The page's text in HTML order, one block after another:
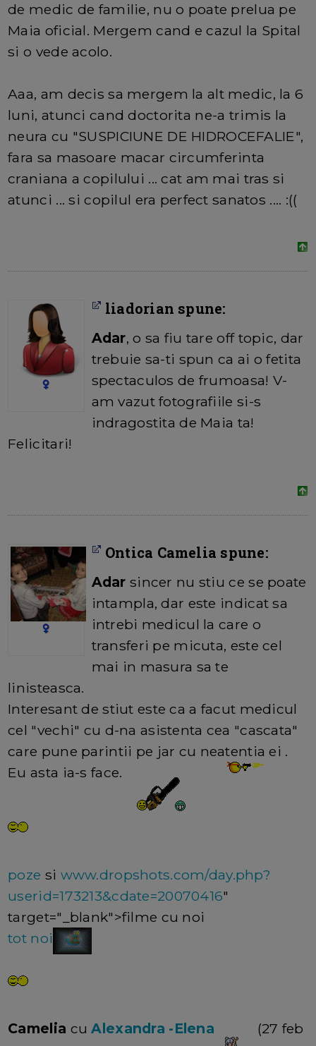
de medic de familie, nu o poate prelua pe
Maia oficial. Mergem cand e cazul la Spital
si o vede acolo.
Aaa, am decis sa mergem la alt medic, la 6
luni, atunci cand doctorita ne-a trimis la
neura cu "SUSPICIUNE DE HIDROCEFALIE",
fara sa masoare macar circumferinta
craniana a copilului ... cat am mai tras si
atunci ... si copilul era perfect sanatos .... :((
liadorian spune:
Adar, o sa fiu tare off topic, dar
trebuie sa-ti spun ca ai o fetita
spectaculos de frumoasa! V-
am vazut fotografiile si-s
indragostita de Maia ta!
Felicitari!
Ontica Camelia spune:
Adar sincer nu stiu ce se poate
intampla, dar este indicat sa
intrebi medicul la care o
transferi pe micuta, este cel
mai in masura sa te
linisteasca.
Interesant de stiut este ca a facut medicul
cel "vechi" cu d-na asistenta cea "cascata"
care pune parintii pe jar cu neatentia ei .
Eu asta ia-s face.
poze si www.dropshots.com/day.php?
userid=173213&cdate=20070416"
target="_blank">filme cu noi
tot noi
Camelia cuAlexandra -Elena (27 feb